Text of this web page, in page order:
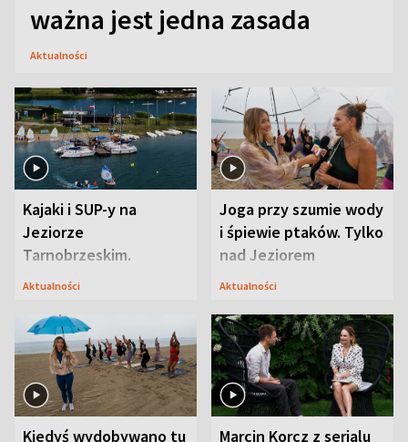
ważna jest jedna zasada
Aktualności
Kajaki i SUP-y na
Jeziorze
Tarnobrzeskim.
Przyrodnicy zwracają
Aktualności
Joga przy szumie wody
i śpiewie ptaków. Tylko
nad Jeziorem
Tarnobrzeskim
Aktualności
Kiedyś wydobywano tu
Marcin Korcz z serialu